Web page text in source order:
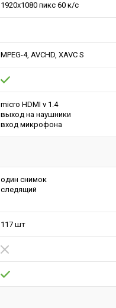
1920x1080 пикс 60 к/с
MPEG-4, AVCHD, XAVC S
micro HDMI v 1.4
выход на наушники
вход микрофона
один снимок
следящий
117 шт